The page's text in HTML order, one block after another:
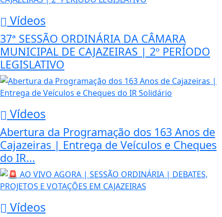
Vídeos
37ª SESSÃO ORDINÁRIA DA CÂMARA
MUNICIPAL DE CAJAZEIRAS | 2º PERÍODO
LEGISLATIVO
Vídeos
Abertura da Programação dos 163 Anos de
Cajazeiras | Entrega de Veículos e Cheques
do IR...
Vídeos